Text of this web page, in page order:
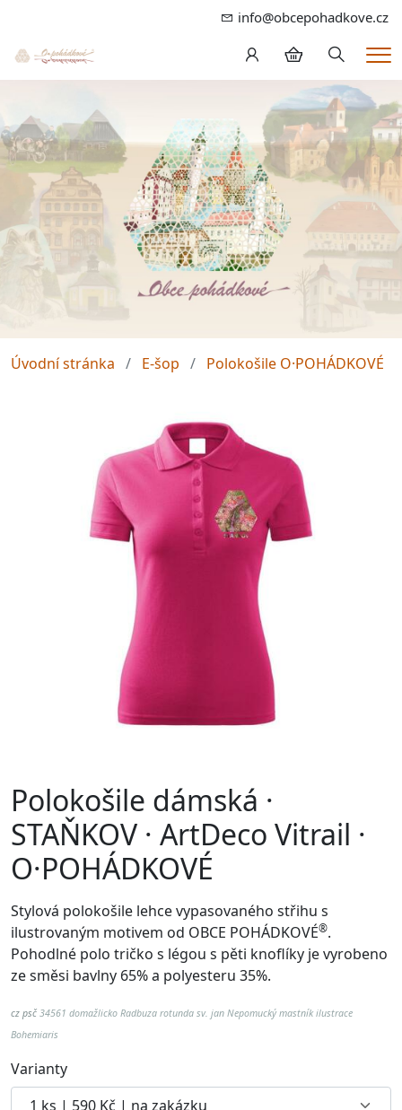
info@obcepohadkove.cz
Hledání
Úvodní stránka E-šop Polokošile O·POHÁDKOVÉ
Polokošile dámská ·
STAŇKOV · ArtDeco Vitrail ·
O·POHÁDKOVÉ
Stylová polokošile lehce vypasovaného střihu s
ilustrovaným motivem od OBCE POHÁDKOVÉ®.
Pohodlné polo tričko s légou s pěti knoflíky je vyrobeno
ze směsi bavlny 65% a polyesteru 35%.
cz psč 34561 domažlicko Radbuza rotunda sv. jan Nepomucký mastník ilustrace
Bohemiaris
Varianty